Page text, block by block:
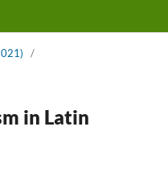
/
in Latin